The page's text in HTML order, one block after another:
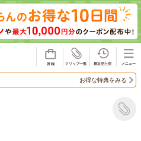
お得な特典をみる